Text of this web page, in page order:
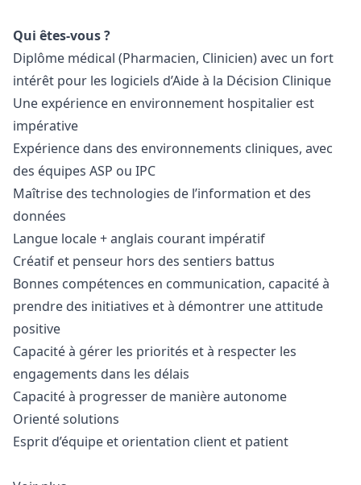
Qui êtes-vous ?
Diplôme médical (Pharmacien, Clinicien) avec un fort
intérêt pour les logiciels d’Aide à la Décision Clinique
Une expérience en environnement hospitalier est
impérative
Expérience dans des environnements cliniques, avec
des équipes ASP ou IPC
Maîtrise des technologies de l’information et des
données
Langue locale + anglais courant impératif
Créatif et penseur hors des sentiers battus
Bonnes compétences en communication, capacité à
prendre des initiatives et à démontrer une attitude
positive
Capacité à gérer les priorités et à respecter les
engagements dans les délais
Capacité à progresser de manière autonome
Orienté solutions
Esprit d’équipe et orientation client et patient